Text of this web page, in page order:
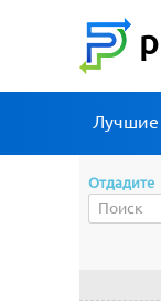
Лучшие
Отдадите